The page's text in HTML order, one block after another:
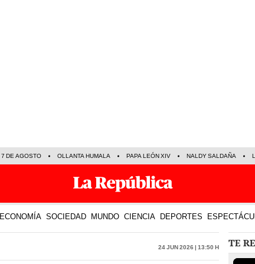
7 DE AGOSTO OLLANTA HUMALA PAPA LEÓN XIV NALDY SALDAÑA
ECONOMÍA SOCIEDAD MUNDO CIENCIA DEPORTES
24 Jun 2026 | 13:50 h TE